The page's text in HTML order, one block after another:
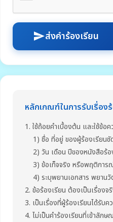
sendส่งคำร้องเรียน
หลักเกณฑ์ในการรับเรื่อง
1. ใช้ถ้อยคำเบื้องต้น และใช้ข้อ
1) ชื่อ ที่อยู่ ของผู้ร้องเรียนชั
2) วัน เดือน ปีของหนังสือร้อ
3) ข้อเท็จจริง หรือพฤติการณ์
4) ระบุพยานเอกสาร พยาน
2. ข้อร้องเรียน ต้องเป็นเรื่อง
3. เป็นเรื่องที่ผู้ร้องเรียนได้รับ
4. ไม่เป็นคำร้องเรียนที่เข้าลัก